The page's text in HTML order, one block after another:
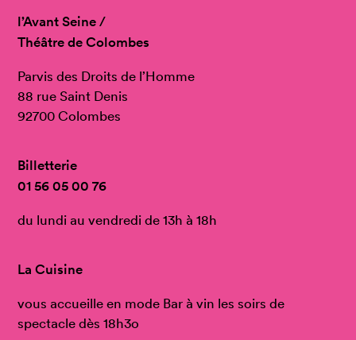
l’Avant Seine /
Théâtre de Colombes
Parvis des Droits de l’Homme
88 rue Saint Denis
92700 Colombes
Billetterie
01 56 05 00 76
du lundi au vendredi de 13h à 18h
La Cuisine
vous accueille en mode Bar à vin les soirs de
spectacle dès 18h3o